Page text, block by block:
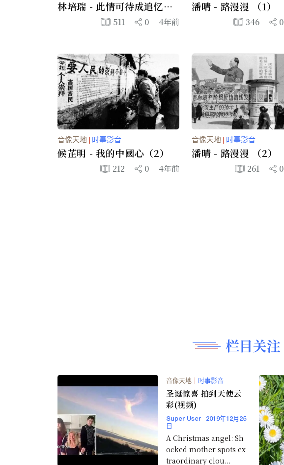
林培瑞 - 此情可待成追忆
511 0 4年前
潘晴 - 路漫漫 （1）
346 0
音像天地| 时事影音
候芷明 - 我的中國心（2）
212 0 4年前
音像天地| 时事影音
潘晴 - 路漫漫 （2）
261 0
栏目关注
音像天地 ｜ 时事影音
圣诞惊喜 拍到天使云
彩(视频)
Super User
2019年12月25
日
A Christmas angel: Sh
ocked mother spots ex
traordinary clou...